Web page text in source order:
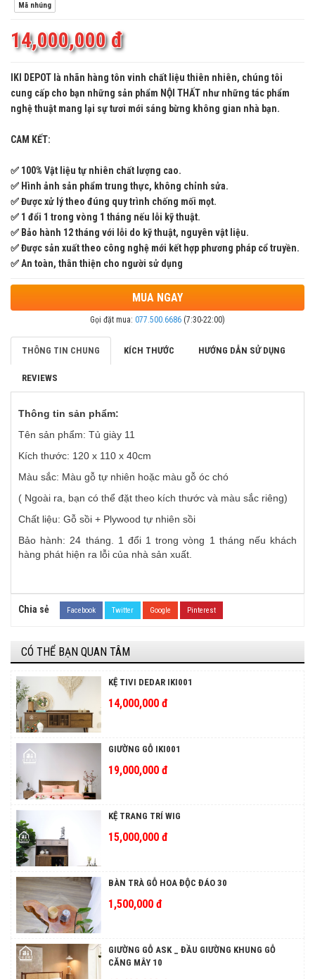
Mã nhúng
14,000,000 đ
IKI DEPOT là nhãn hàng tôn vinh chất liệu thiên nhiên, chúng tôi
cung cấp cho bạn những sản phẩm NỘI THẤT như những tác phẩm
nghệ thuật mang lại sự tươi mới sáng bừng không gian nhà bạn.
CAM KẾT:
✅ 100% Vật liệu tự nhiên chất lượng cao.
✅ Hình ảnh sản phẩm trung thực, không chỉnh sửa.
✅ Được xử lý theo đúng quy trình chống mối mọt.
✅ 1 đổi 1 trong vòng 1 tháng nếu lỗi kỹ thuật.
✅ Bảo hành 12 tháng với lỗi do kỹ thuật, nguyên vật liệu.
✅ Được sản xuất theo công nghệ mới kết hợp phương pháp cổ truyền.
✅ An toàn, thân thiện cho người sử dụng
MUA NGAY
Gọi đặt mua: 077.500.6686 (7:30-22:00)
THÔNG TIN CHUNG KÍCH THƯỚC HƯỚNG DẪN SỬ DỤNG
REVIEWS
Thông tin sản phẩm:
Tên sản phẩm: Tủ giày 11
Kích thước: 120 x 110 x 40cm
Màu sắc: Màu gỗ tự nhiên hoặc màu gỗ óc chó
( Ngoài ra, bạn có thể đặt theo kích thước và màu sắc riêng)
Chất liệu: Gỗ sồi + Plywood tự nhiên sồi
Bảo hành: 24 tháng. 1 đổi 1 trong vòng 1 tháng nếu khách
hàng phát hiện ra lỗi của nhà sản xuất.
Chia sẻ Facebook Twitter Google Pinterest
CÓ THỂ BẠN QUAN TÂM
KỆ TIVI DEDAR IKI001
14,000,000 đ
GIƯỜNG GỖ IKI001
19,000,000 đ
KỆ TRANG TRÍ WIG
15,000,000 đ
BÀN TRÀ GỖ HOA ĐỘC ĐÁO 30
1,500,000 đ
GIƯỜNG GỖ ASK _ ĐẦU GIƯỜNG KHUNG GỖ
CĂNG MÂY 10